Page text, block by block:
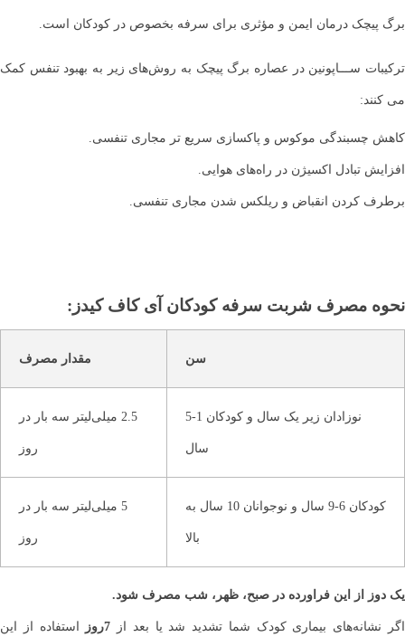
برگ پیچک درمان ایمن و مؤثری برای سرفه بخصوص در کودکان است.
ترکیبات ســـاپونین در عصاره برگ پیچک به روش‌های زیر به بهبود تنفس کمک
می کنند:
کاهش چسبندگی موکوس و پاکسازی سریع تر مجاری تنفسی.
افزایش تبادل اکسیژن در راه‌های هوایی.
برطرف کردن انقباض و ریلکس شدن مجاری تنفسی.
نحوه مصرف شربت سرفه کودکان آی کاف کیدز:
سن مقدار مصرف
نوزادان زیر یک سال و کودکان 1-5
سال
2.5 میلی‌لیتر سه بار در
روز
کودکان 6-9 سال و نوجوانان 10 سال به
بالا
5 میلی‌لیتر سه بار در
روز
یک دوز از این فراورده در صبح، ظهر، شب مصرف شود.
اگر نشانه‌های بیماری کودک شما تشدید شد یا بعد از 7روز
استفاده از این